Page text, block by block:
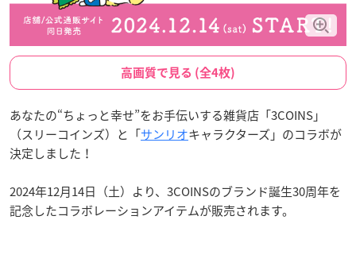
高画質で見る (全4枚)
あなたの“ちょっと幸せ”をお手伝いする雑貨店「3COINS」
（スリーコインズ）と「サンリオキャラクターズ」のコラボが
決定しました！
2024年12月14日（土）より、3COINSのブランド誕生30周年を
記念したコラボレーションアイテムが販売されます。